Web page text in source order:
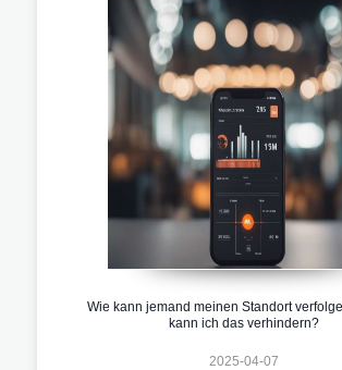
Wie kann jemand meinen Standort
kann ich das verhindern?
2025-04-07